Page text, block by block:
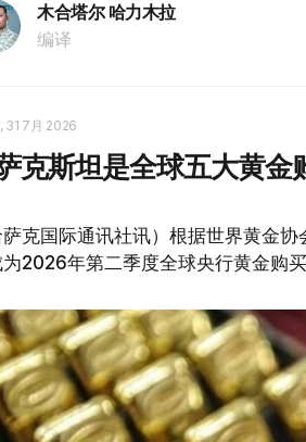
木合塔尔 哈力木拉
编译
31 7月 2026
克斯坦是全球五大黄金
萨克国际通讯社讯）根据世界黄金
2026年第二季度全球央行黄金购